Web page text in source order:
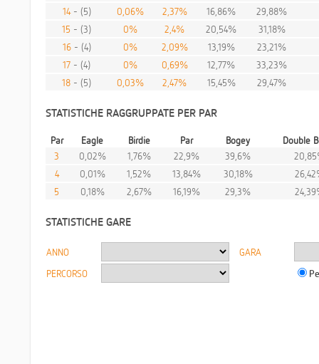
14- (5) 0,06% 2,37% 16,86%
29,88%
15 - (3) 0% 2,4% 20,54%
31,18%
16- (4) 0% 2,09% 13,19%
23,21%
17 - (4) 0% 0,69% 12,77%
33,23%
18 - (5) 0,03% 2,47% 15,45% 29,47%
STATISTICHE RAGGRUPPATE PER PAR
Par Eagle Birdie Par Bogey
Double
3
0,02% 1,76% 22,9% 39,6%
4
0,01% 1,52% 13,84% 30,18%
5
0,18% 2,67% 16,19% 29,3%
STATISTICHE GARE
ANNO
GARA
PERCORSO